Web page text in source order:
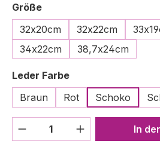
Größeauswählen
32x20cm
32x22cm
34x22cm
38,7x24cm
Leder Farbeauswählen
Braun
Rot Schoko
Produkt Anzahl: Gib
In